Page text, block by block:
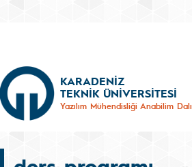
KARADENİZ
TEKNİK ÜNİVERSİTESİ
Yazılım Mühendisliği Anabilim Dalı